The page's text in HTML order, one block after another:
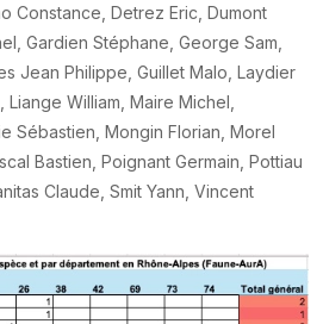
Constance, Detrez Eric, Dumont
Gardien Stéphane, George Sam,
Jean Philippe, Guillet Malo, Laydier
William, Maire Michel,
Sébastien, Mongin Florian, Morel
Bastien, Poignant Germain, Pottiau
Claude, Smit Yann, Vincent